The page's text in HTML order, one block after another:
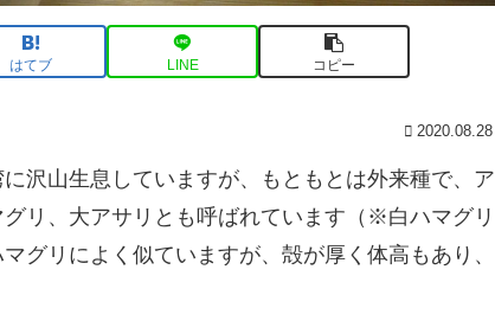
はてブ LINE コピー
2020.08.28
沢山生息していますが、もともとは外来種で、ア
リ、大アサリとも呼ばれています（※白ハマグリ
グリによく似ていますが、殻が厚く体高もあり、